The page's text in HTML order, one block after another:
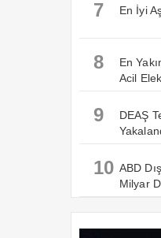
7 En İyi
8
En
Acil
9
DEAŞ
10 ABD
Milyar